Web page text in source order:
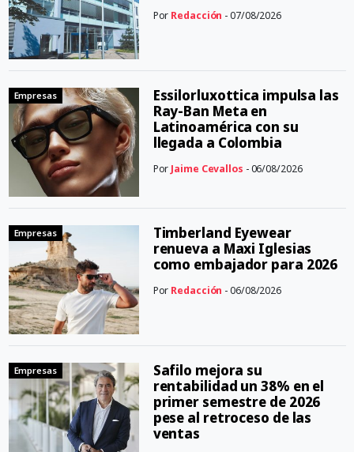
Por Redacción - 07/08/2026
Empresas
Essilorluxottica impulsa las
Ray-Ban Meta en
Latinoamérica con su
llegada a Colombia
Por Jaime Cevallos - 06/08/2026
Empresas
Timberland Eyewear
renueva a Maxi Iglesias
como embajador para 2026
Por Redacción - 06/08/2026
Empresas
Safilo mejora su
rentabilidad un 38% en el
primer semestre de 2026
pese al retroceso de las
ventas